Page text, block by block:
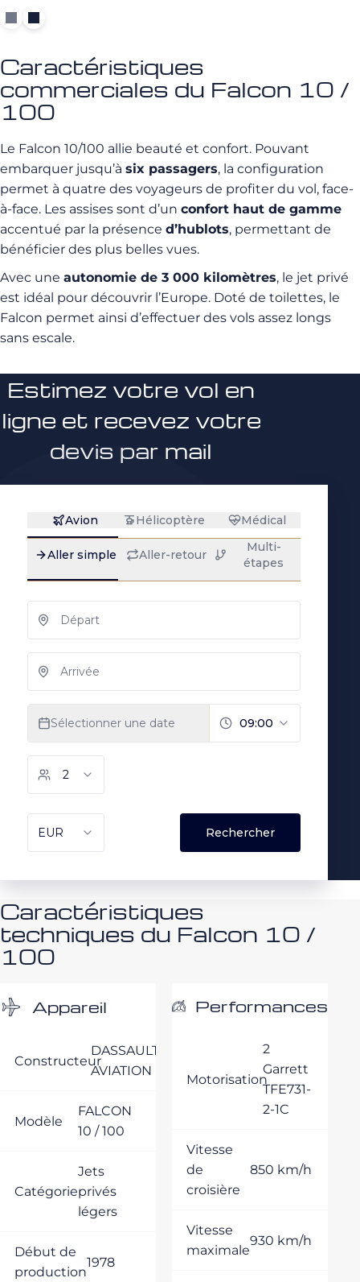
Caractéristiques
commerciales du Falcon 10 /
100
Le Falcon 10/100 allie beauté et confort. Pouvant
embarquer jusqu’à six passagers, la configuration
permet à quatre des voyageurs de profiter du vol, face-
à-face. Les assises sont d’un confort haut de gamme
accentué par la présence d’hublots, permettant de
bénéficier des plus belles vues.
Avec une autonomie de 3 000 kilomètres, le jet privé
est idéal pour découvrir l’Europe. Doté de toilettes, le
Falcon permet ainsi d’effectuer des vols assez longs
sans escale.
Estimez votre vol en
ligne et recevez votre
devis par mail
Caractéristiques
techniques du Falcon 10 /
100
Appareil
Constructeur
DASSAULT
AVIATION
Modèle
FALCON
10 / 100
Catégorie
Jets
privés
légers
Début de
production
1978
Performances
Motorisation
2
Garrett
TFE731-
2-1C
Vitesse
de
croisière
850 km/h
Vitesse
maximale
930 km/h